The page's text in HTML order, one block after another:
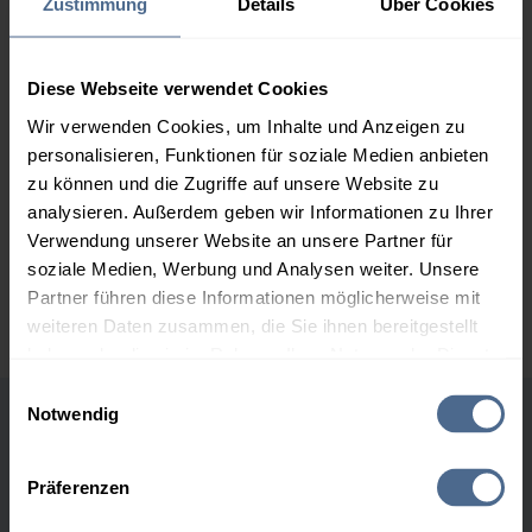
Diese Webseite verwendet Cookies
Wir verwenden Cookies, um Inhalte und Anzeigen zu
personalisieren, Funktionen für soziale Medien anbieten
zu können und die Zugriffe auf unsere Website zu
analysieren. Außerdem geben wir Informationen zu Ihrer
Verwendung unserer Website an unsere Partner für
soziale Medien, Werbung und Analysen weiter. Unsere
Partner führen diese Informationen möglicherweise mit
weiteren Daten zusammen, die Sie ihnen bereitgestellt
Notwendig
Präferenzen
155,05 €
3.000 Liter
153,24 €
153,24 €
0,00 €
5.000 Liter
151,78 €
151,78 €
0,00 €
Preise für Heizöl in Standardqualität nach Ö-Norm C 1109 in € / 100
Liter inkl. MwSt. und Lieferung bei einer Lieferstelle.
Höchst- und Tiefststände der
Heizölpreise in Adlwang